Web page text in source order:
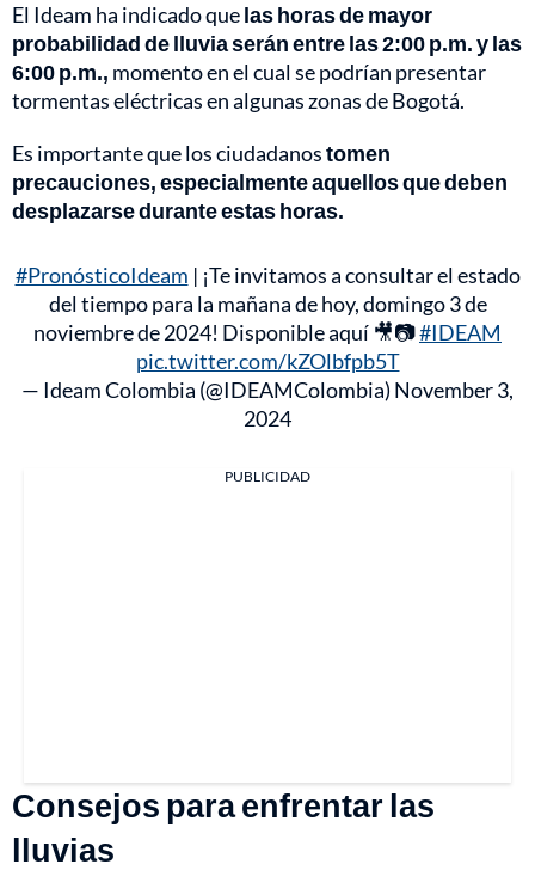
El Ideam ha indicado quelas horas de mayor
probabilidad de lluvia serán entre las 2:00 p.m. y las
6:00 p.m., momento en el cual se podrían presentar
tormentas eléctricas en algunas zonas de Bogotá.
Es importante que los ciudadanostomen
precauciones, especialmente aquellos que deben
desplazarse durante estas horas.
#PronósticoIdeam | ¡Te invitamos a consultar el estado
del tiempo para la mañana de hoy, domingo 3 de
noviembre de 2024! Disponible aquí 🎥📷#IDEAM
pic.twitter.com/kZOlbfpb5T
— Ideam Colombia (@IDEAMColombia) November 3,
2024
PUBLICIDAD
Consejos para enfrentar las
lluvias